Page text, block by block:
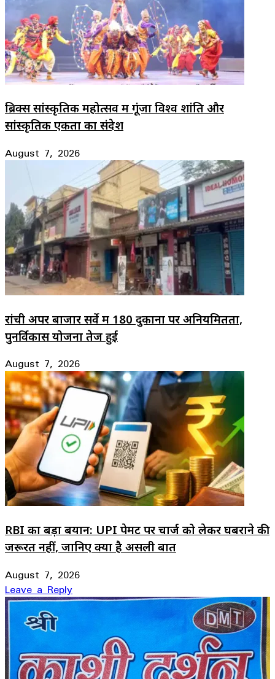
ब्रिक्स सांस्कृतिक महोत्सव में गूंजा विश्व शांति और
सांस्कृतिक एकता का संदेश
August 7, 2026
रांची अपर बाजार सर्वे में 180 दुकानों पर अनियमितता,
पुनर्विकास योजना तेज हुई
August 7, 2026
RBI का बड़ा बयान: UPI पेमेंट पर चार्ज को लेकर घबराने की
जरूरत नहीं, जानिए क्या है असली बात
August 7, 2026
Leave a Reply